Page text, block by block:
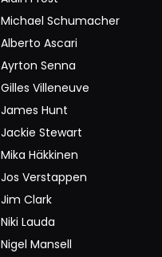
Michael Schumacher
Alberto Ascari
Ayrton Senna
Gilles Villeneuve
James Hunt
Jackie Stewart
Mika Häkkinen
Jos Verstappen
Jim Clark
Niki Lauda
Nigel Mansell